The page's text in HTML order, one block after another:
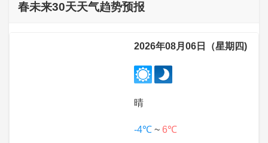
春未来30天天气趋势预报
2026年08月06日（星期四)
晴
-4℃ ~ 6℃